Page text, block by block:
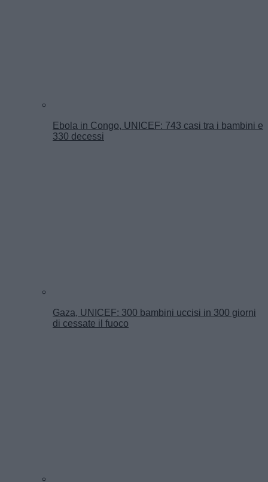
Ebola in Congo, UNICEF: 743 casi tra i bambini e
330 decessi
Gaza, UNICEF: 300 bambini uccisi in 300 giorni
di cessate il fuoco